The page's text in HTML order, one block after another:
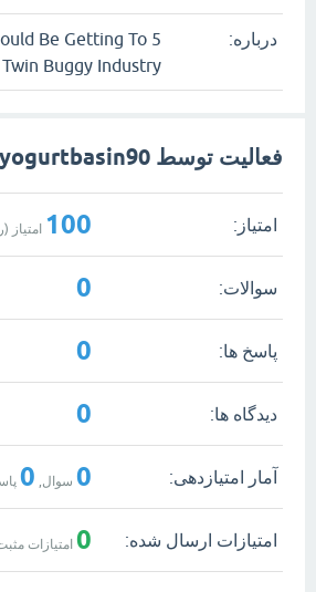
درباره:
Be Getting To
Buggy Industry
فعالیت توسط yogurtbasin90
امتیاز: 100 امتیاز
سوالات: 0
پاسخ ها: 0
دیدگاه ها: 0
آمار امتیازدهی: 0 سوال, 0
امتیازات ارسال شده: 0 امتیازات